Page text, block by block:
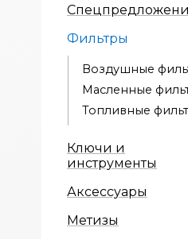
Фильтры
Воздушные
Масленные
Топливные
Ключи и
инструменты
Аксессуары
Метизы